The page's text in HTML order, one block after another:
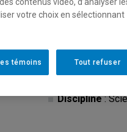
2026 Horaire -
Discipline:
contenus vidéo, d’analyser
votre choix en sélectionnant
Tout refuser
témoins